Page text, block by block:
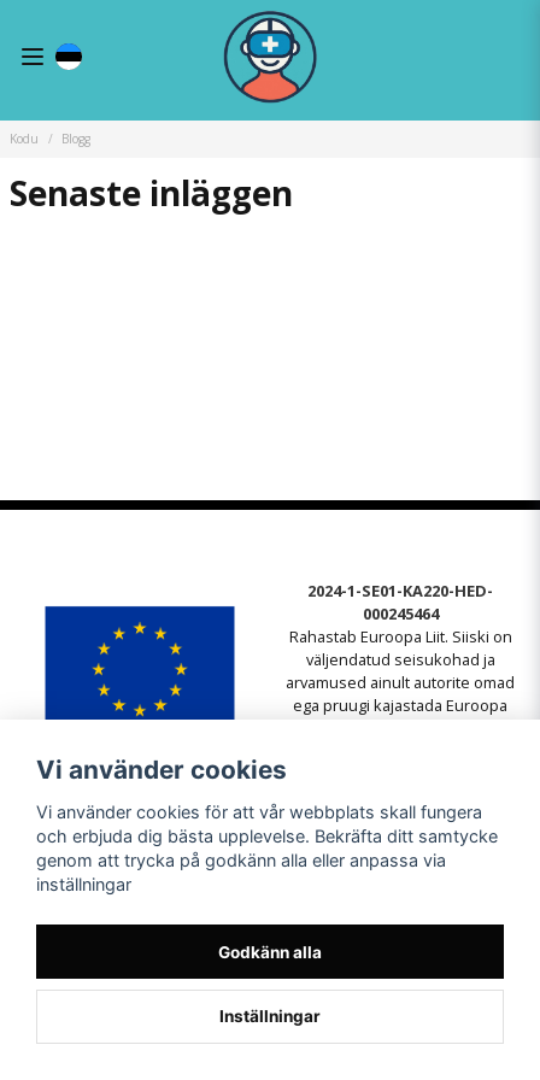
Kodu Blogg
Senaste inläggen
2024-1-SE01-KA220-HED-
000245464
Rahastab Euroopa Liit. Siiski on
väljendatud seisukohad ja
arvamused ainult autorite omad
ega pruugi kajastada Euroopa
Vi använder cookies
Vi använder cookies för att vår webbplats skall fungera
och erbjuda dig bästa upplevelse. Bekräfta ditt samtycke
genom att trycka på godkänn alla eller anpassa via
inställningar
Godkänn alla
Inställningar